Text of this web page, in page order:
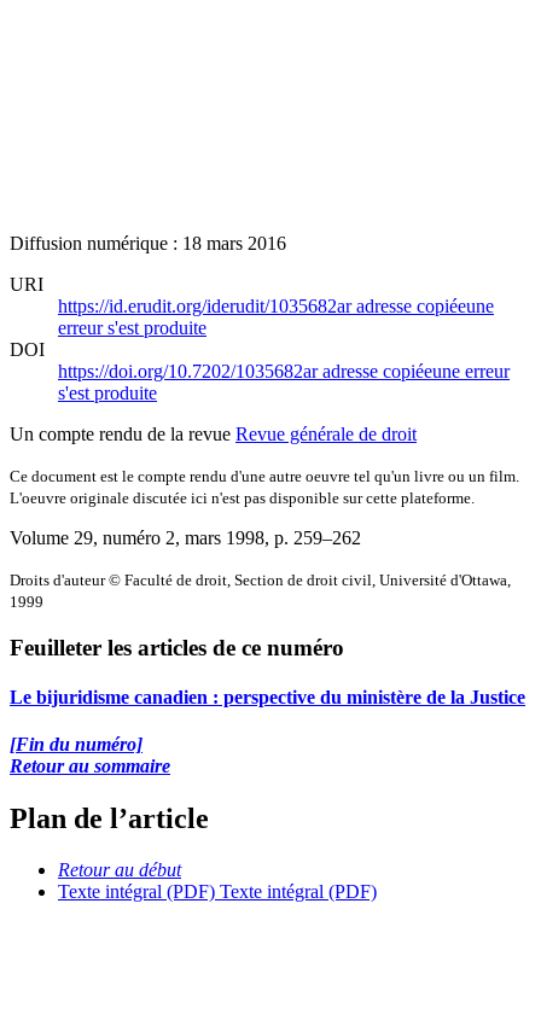
Diffusion numérique : 18 mars 2016
URI
https://id.erudit.org/iderudit/1035682aradresse copiéeune
erreur s'est produite
DOI
https://doi.org/10.7202/1035682aradresse copiéeune erreur
s'est produite
Un compte rendu de la revue Revue générale de droit
Ce document est le compte rendu d'une autre oeuvre tel qu'un livre ou un film.
L'oeuvre originale discutée ici n'est pas disponible sur cette plateforme.
Volume 29, numéro 2, mars 1998, p. 259–262
Droits d'auteur © Faculté de droit, Section de droit civil, Université d'Ottawa,
1999
Feuilleter les articles de ce numéro
Le bijuridisme canadien : perspective du ministère de la Justice
[Fin du numéro]
Retour au sommaire
Plan de l’article
Retour au début
Texte intégral (PDF) Texte intégral (PDF)